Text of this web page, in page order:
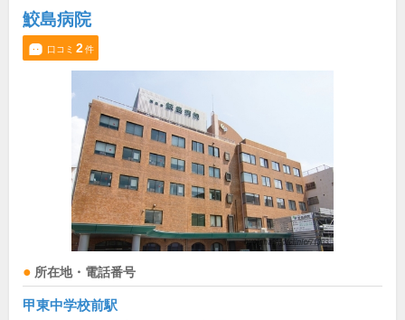
鮫島病院
口コミ 2件
所在地・電話番号
甲東中学校前駅